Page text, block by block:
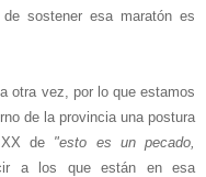
sostener esa maratón es
otra vez, por lo que estamos
de la provincia una postura
de "esto es un pecado,
a los que están en esa